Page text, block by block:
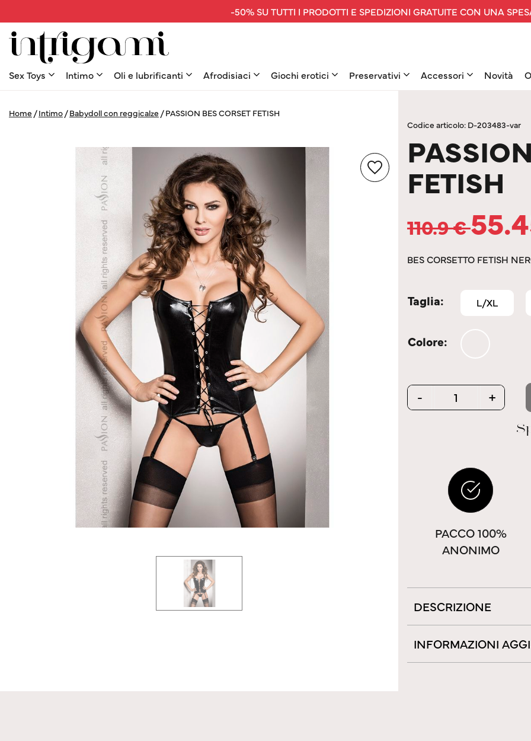
-50% SU TUTTI I PRODOTTI E SPEDIZIONI GRATUITE CON UNA
Sex Toys Intimo Oli e lubrificanti Afrodisiaci Giochi erotici Preservativi Accessori Novità
Home /Intimo /Babydoll con reggicalze /PASSION BES CORSET FETISH
Codice articolo: D-203483-var
FETISH
110.9€
BES CORSETTO FETISH
Taglia L/XL
Colore
Quantity
- +
PACCO 100%
ANONIMO
DESCRIZIONE
INFORMAZIONI